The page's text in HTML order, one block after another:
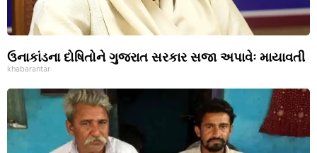
ઉનાકાંડના દોષિતોને ગુજરાત સરકાર સજા અપાવેઃ માયાવતી
khabarantar